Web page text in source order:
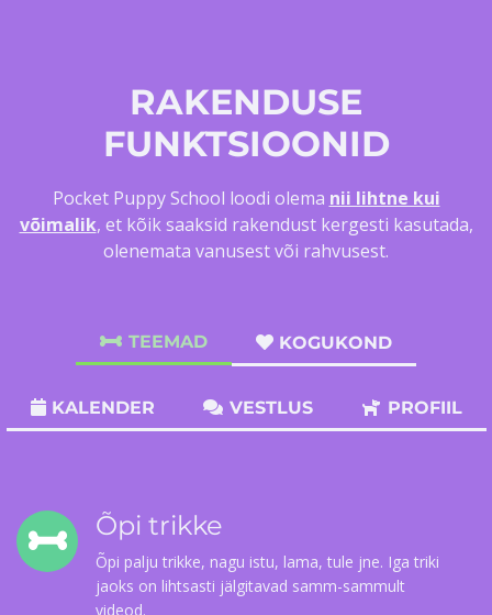
RAKENDUSE
FUNKTSIOONID
Pocket Puppy School loodi olema nii lihtne kui
võimalik, et kõik saaksid rakendust kergesti kasutada,
olenemata vanusest või rahvusest.
TEEMAD KOGUKOND
KALENDER VESTLUS PROFIIL
Õpi trikke
Õpi palju trikke, nagu istu, lama, tule jne. Iga triki
jaoks on lihtsasti jälgitavad samm-sammult
videod.